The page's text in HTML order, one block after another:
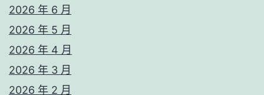
2026 年 6 月
2026 年 5 月
2026 年 4 月
2026 年 3 月
2026 年 2 月